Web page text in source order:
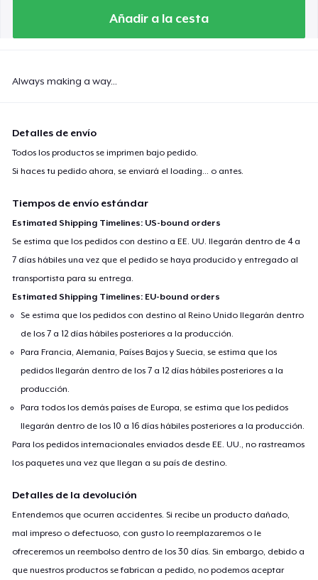
Añadir a la cesta
Always making a way...
Detalles de envío
Todos los productos se imprimen bajo pedido.
Si haces tu pedido ahora, se enviará elloading... o antes.
Tiempos de envío estándar
Estimated Shipping Timelines: US-bound orders
Se estima que los pedidos con destino a EE. UU. llegarán dentro de 4 a
7 días hábiles una vez que el pedido se haya producido y entregado al
transportista para su entrega.
Estimated Shipping Timelines: EU-bound orders
Se estima que los pedidos con destino al Reino Unido llegarán dentro
de los 7 a 12 días hábiles posteriores a la producción.
Para Francia, Alemania, Países Bajos y Suecia, se estima que los
pedidos llegarán dentro de los 7 a 12 días hábiles posteriores a la
producción.
Para todos los demás países de Europa, se estima que los pedidos
llegarán dentro de los 10 a 16 días hábiles posteriores a la producción.
Para los pedidos internacionales enviados desde EE. UU., no rastreamos
los paquetes una vez que llegan a su país de destino.
Detalles de la devolución
Entendemos que ocurren accidentes. Si recibe un producto dañado,
mal impreso o defectuoso, con gusto lo reemplazaremos o le
ofreceremos un reembolso dentro de los 30 días. Sin embargo, debido a
que nuestros productos se fabrican a pedido, no podemos aceptar